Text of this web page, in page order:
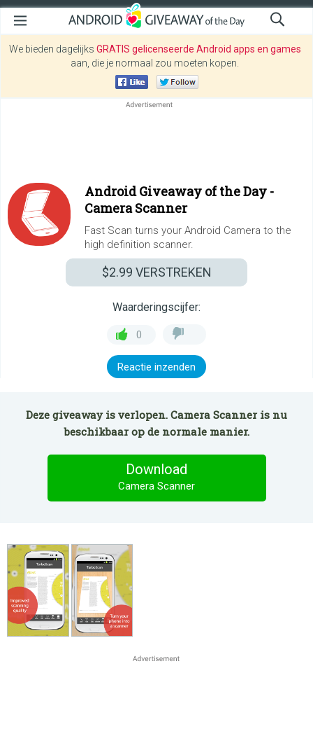
We bieden dagelijks GRATIS gelicenseerde Android apps en games
aan, die je normaal zou moeten kopen.
Android Giveaway of the Day -
Camera Scanner
Fast Scan turns your Android Camera to the
high definition scanner.
$2.99 VERSTREKEN
Waarderingscijfer:
0
Reactie inzenden
Deze giveaway is verlopen. Camera Scanner is nu
beschikbaar op de normale manier.
Download
Camera Scanner